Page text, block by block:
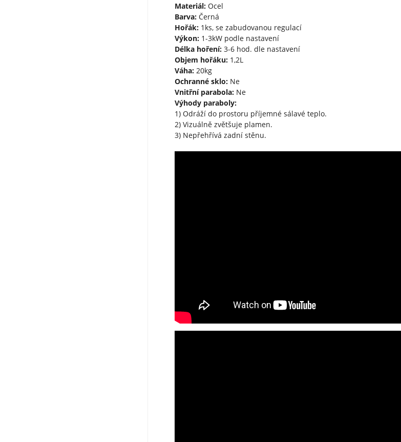
Materiál:Ocel
Barva:Černá
Hořák:1ks, se zabudovanou regulací
Výkon: 1-3kW podle nastavení
Délka hoření:3-6 hod. dle nastavení
Objem hořáku:1,2L
Váha: 20kg
Ochranné sklo:Ne
Vnitřní parabola:Ne
Výhody paraboly:
1) Odráží do prostoru příjemné sálavé teplo.
2) Vizuálně zvětšuje plamen.
3) Nepřehřívá zadní stěnu.